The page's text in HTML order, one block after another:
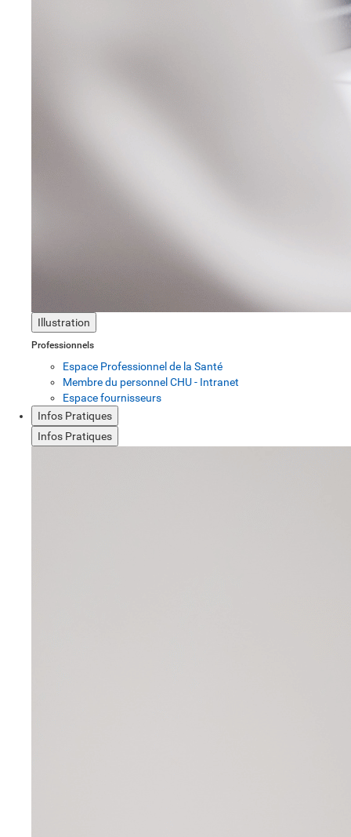
Illustration
Professionnels
Espace Professionnel de la Santé
Membre du personnel CHU - Intranet
Espace fournisseurs
Infos Pratiques
Infos Pratiques